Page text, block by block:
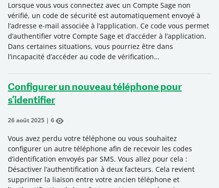
Lorsque vous vous connectez avec un Compte Sage non
vérifié, un code de sécurité est automatiquement envoyé à
l’adresse e-mail associée à l’application. Ce code vous permet
d’authentifier votre Compte Sage et d’accéder à l’application.
Dans certaines situations, vous pourriez être dans
l’incapacité d’accéder au code de vérification…
Configurer un nouveau téléphone pour
s’identifier
26 août 2025 | 6
Vous avez perdu votre téléphone ou vous souhaitez
configurer un autre téléphone afin de recevoir les codes
d’identification envoyés par SMS. Vous allez pour cela :
Désactiver l’authentification à deux facteurs. Cela revient
supprimer la liaison entre votre ancien téléphone et